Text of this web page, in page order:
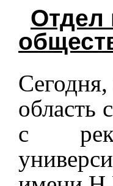
Отдел
область
с